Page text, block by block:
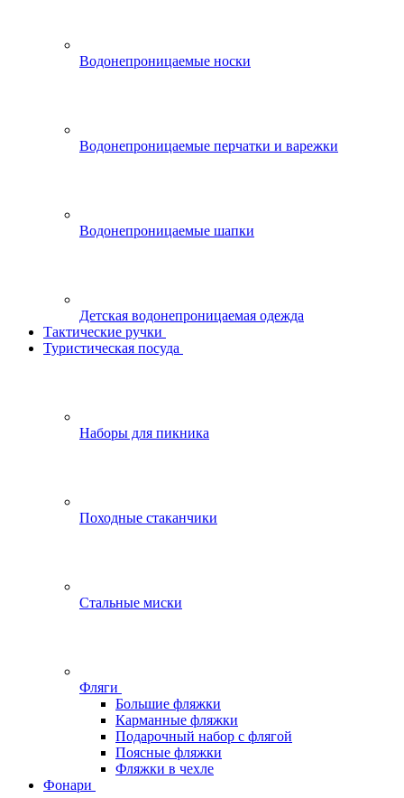
Водонепроницаемые носки
Водонепроницаемые перчатки и варежки
Водонепроницаемые шапки
Детская водонепроницаемая одежда
Тактические ручки
Туристическая посуда
Наборы для пикника
Походные стаканчики
Стальные миски
Фляги
Большие фляжки
Карманные фляжки
Подарочный набор с флягой
Поясные фляжки
Фляжки в чехле
Фонари